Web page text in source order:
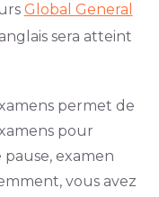
Global General
sera atteint
permet de
pour
examen
vous avez